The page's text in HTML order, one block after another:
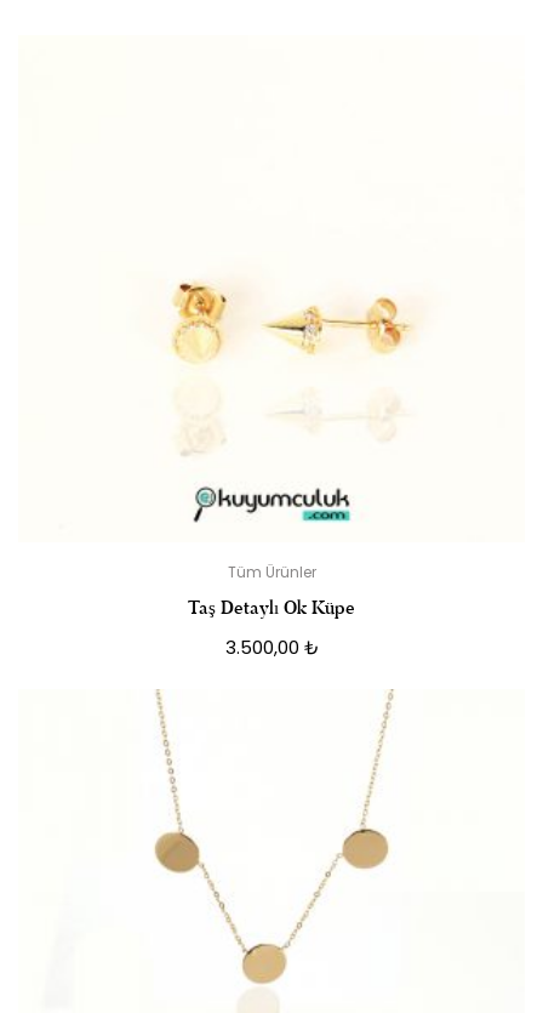
Tüm Ürünler
Taş Detaylı Ok Küpe
3.500,00 ₺